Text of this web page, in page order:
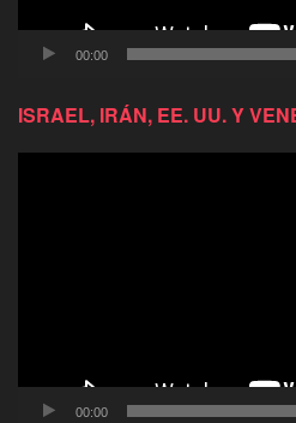
00:00
ISRAEL, IRÁN, EE. UU. Y
00:00